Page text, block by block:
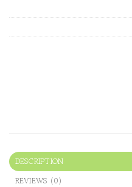
DESCRIPTION
REVIEWS (0)